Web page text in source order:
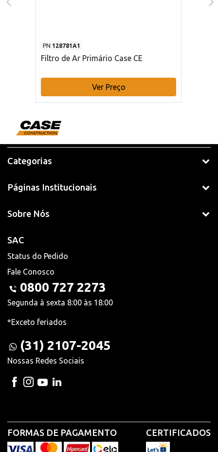
PN 128781A1
Filtro de Ar Primário Case CE
Ver Preço
Categorias
Páginas Institucionais
Sobre Nós
SAC
Status do Pedido
Fale Conosco
0800 727 2273
Segunda à sexta 8:00 às 18:00
*Exceto feriados
(31) 2107-2045
Nossas Redes Sociais
FORMAS DE PAGAMENTO CERTIFICADOS